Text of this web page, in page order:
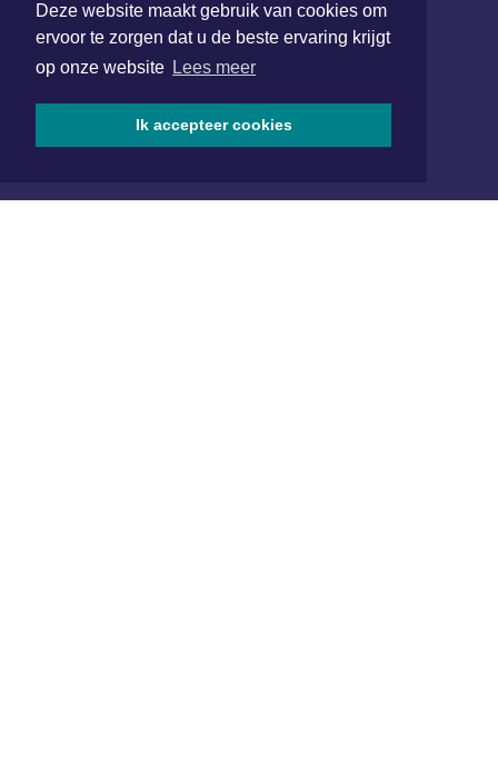
Deze website maakt gebruik van cookies om
ervoor te zorgen dat u de beste ervaring krijgt
op onze website Lees meer
Ik accepteer cookies
www.xyto.nl